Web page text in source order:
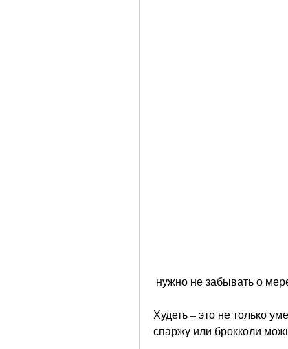
нужно не забывать о
Худеть – это не только
спаржу или брокколи